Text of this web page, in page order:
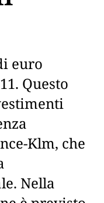
euro
Questo
Klm, che
Nella